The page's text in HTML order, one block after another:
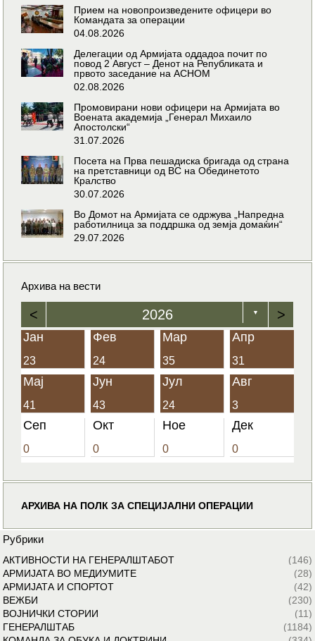
Прием на новопроизведените офицери во
Командата за операции
04.08.2026
Делегации од Армијата оддадоа почит по
повод 2 Август – Денот на Републиката и
првото заседание на АСНОМ
02.08.2026
Промовирани нови офицери на Армијата во
Воената академија „Генерал Михаило
Апостолски“
31.07.2026
Посета на Прва пешадиска бригада од страна
на претставници од ВС на Обединетото
Кралство
30.07.2026
Во Домот на Армијата се одржува „Напредна
работилница за поддршка од земја домаќин“
29.07.2026
Архива на вести
< 2026 ▼ >
Јан
23
Фев
24
Мар
35
Апр
31
Мај
41
Јун
43
Јул
24
Авг
3
Сеп
0
Окт
0
Ное
0
Дек
0
АРХИВА НА ПОЛК ЗА СПЕЦИЈАЛНИ ОПЕРАЦИИ
Рубрики
АКТИВНОСТИ НА ГЕНЕРАЛШТАБОТ
(146)
АРМИЈАТА ВО МЕДИУМИТЕ
(28)
АРМИЈАТА И СПОРТОТ
(42)
ВЕЖБИ
(230)
ВОЈНИЧКИ СТОРИИ
(11)
ГЕНЕРАЛШТАБ
(1184)